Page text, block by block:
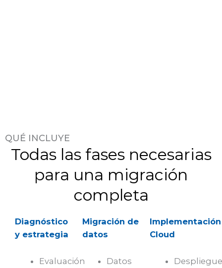
QUÉ INCLUYE
Todas las fases necesarias
para una migración
completa
Diagnóstico
y estrategia
Evaluación
Migración de
datos
Datos
Implementación
Cloud